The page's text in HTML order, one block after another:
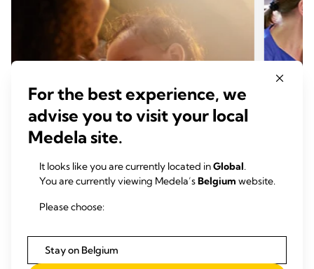
BORSTVOEDING
Redenen voor een lage
melkproductie
For the best experience, we
advise you to visit your local
Medela site.
It looks like you are currently located inGlobal.
You are currently viewing Medela’sBelgium website.
Please choose:
Stay on Belgium